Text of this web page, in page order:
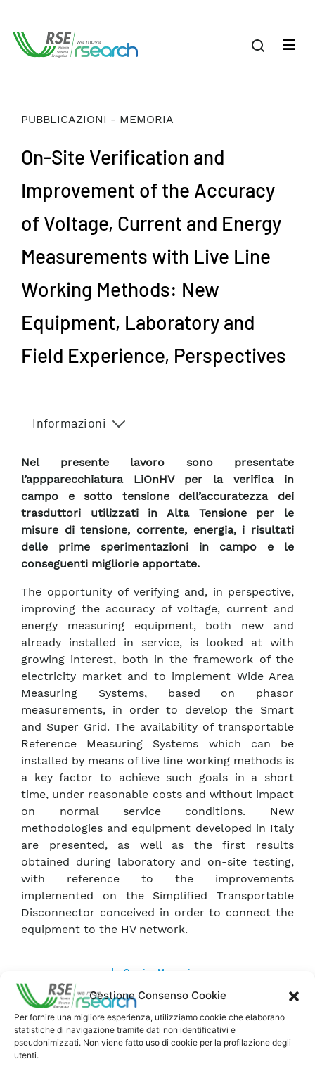
Gestione Consenso Cookie
Per fornire una migliore esperienza, utilizziamo cookie che elaborano
statistiche di navigazione tramite dati non identificativi e
pseudonimizzati. Non viene fatto uso di cookie per la profilazione degli
utenti.
PUBBLICAZIONI - MEMORIA
On-Site Verification and
Improvement of the Accuracy
of Voltage, Current and Energy
Measurements with Live Line
Working Methods: New
Equipment, Laboratory and
Field Experience, Perspectives
Informazioni
Nel presente lavoro sono presentate
l’appparecchiatura LiOnHV per la verifica in
campo e sotto tensione dell’accuratezza dei
trasduttori utilizzati in Alta Tensione per le
misure di tensione, corrente, energia, i risultati
delle prime sperimentazioni in campo e le
conseguenti migliorie apportate.
The opportunity of verifying and, in perspective,
improving the accuracy of voltage, current and
energy measuring equipment, both new and
already installed in service, is looked at with
growing interest, both in the framework of the
electricity market and to implement Wide Area
Measuring Systems, based on phasor
measurements, in order to develop the Smart
and Super Grid. The availability of transportable
Reference Measuring Systems which can be
installed by means of live line working methods is
a key factor to achieve such goals in a short
time, under reasonable costs and without impact
on normal service conditions. New
methodologies and equipment developed in Italy
are presented, as well as the first results
obtained during laboratory and on-site testing,
with reference to the improvements
implemented on the Simplified Transportable
Disconnector conceived in order to connect the
equipment to the HV network.
Scarica Memoria
Commenti